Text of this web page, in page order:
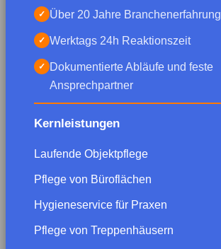
✓ Über 20 Jahre Branchenerfahrung
✓ Werktags 24h Reaktionszeit
✓
Dokumentierte Abläufe und feste
Ansprechpartner
Kernleistungen
Laufende Objektpflege
Pflege von Büroflächen
Hygieneservice für Praxen
Pflege von Treppenhäusern